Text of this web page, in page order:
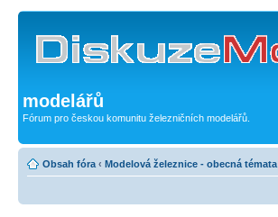
modelářů
Fórum pro českou komunitu železničních modelářů.
Obsah fóra ‹ Modelová železnice - obecná témata